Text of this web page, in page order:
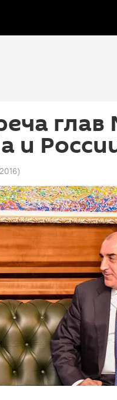
и
)